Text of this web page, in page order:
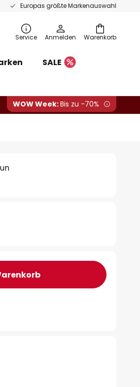
Europas größte Markenauswahl
Warenkorb
Service Anmelden
SALE
WOW Week:Bis zu -70%